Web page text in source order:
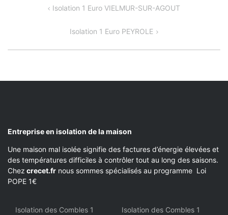
NAVIGATIONIsolation 1 Euro VIELMUR-SUR-AGOUT
Isolation 1 Euro PEYROLE
Entreprise en isolation de la maison
Une maison mal isolée signifie des factures d’énergie élevées et
des températures difficiles à contrôler tout au long des saisons.
Chez crecet.fr nous sommes spécialisés au programme Loi
POPE 1€
Isolation des Combles 1 Isolation des Combles 1